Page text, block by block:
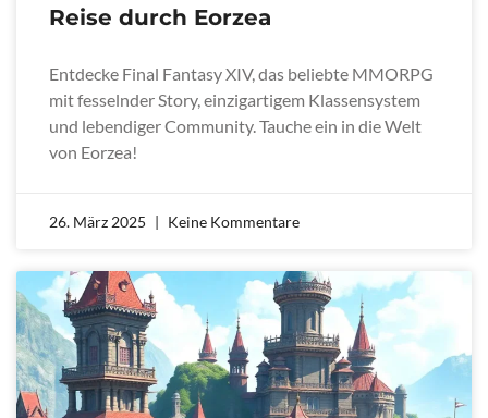
Reise durch Eorzea
Entdecke Final Fantasy XIV, das beliebte MMORPG
mit fesselnder Story, einzigartigem Klassensystem
und lebendiger Community. Tauche ein in die Welt
von Eorzea!
26. März 2025 Keine Kommentare